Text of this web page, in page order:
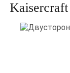
Kaisercraft